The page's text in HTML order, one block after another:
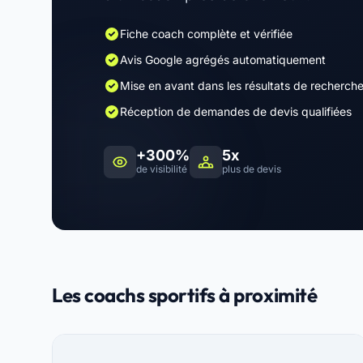
Fiche coach complète et vérifiée
Avis Google agrégés automatiquement
Mise en avant dans les résultats de recherche
Réception de demandes de devis qualifiées
+300%
de visibilité
5x
plus de devis
Les coachs sportifs à proximité